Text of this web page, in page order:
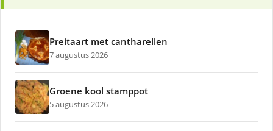
Preitaart met cantharellen
7 augustus 2026
Groene kool stamppot
5 augustus 2026